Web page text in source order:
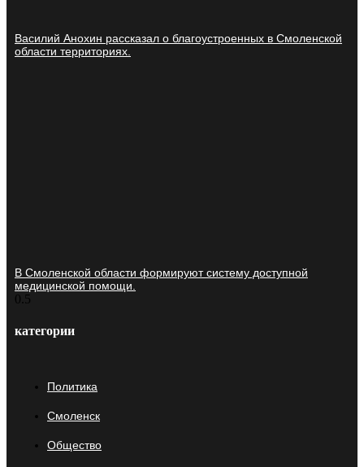
Василий Анохин рассказал о благоустроенных в Смоленской
области территориях.
В Смоленской области формируют систему доступной
медицинской помощи.
категории
Политика
Смоленск
Общество